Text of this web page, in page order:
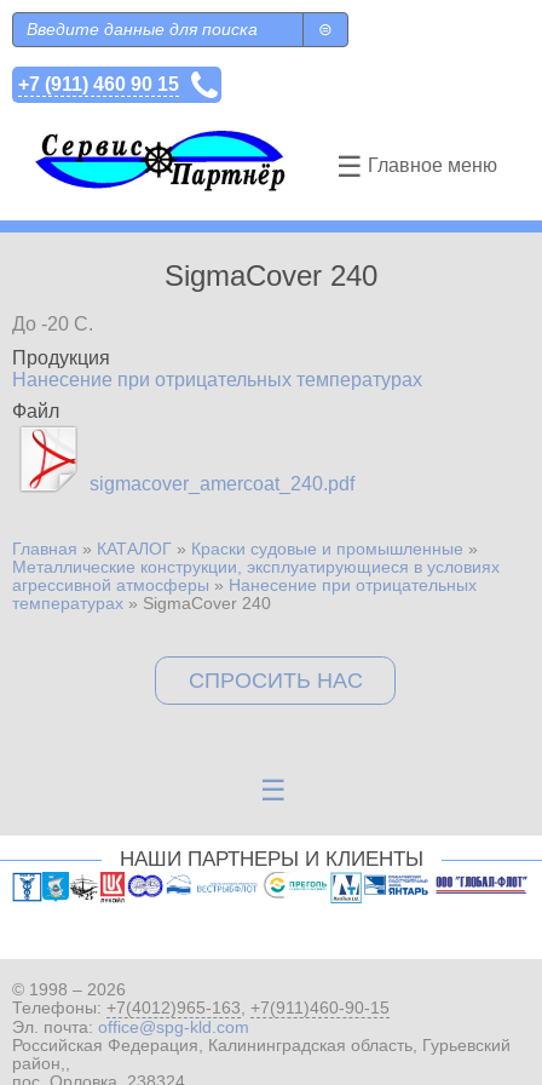
Перейти к основному содержанию
Форма поиска
Поиск
+7 (911) 460 90 15
☰ Главное меню
SigmaCover 240
До -20 С.
Продукция
Нанесение при отрицательных температурах
Файл
sigmacover_amercoat_240.pdf
Вы здесь
Главная » КАТАЛОГ » Краски судовые и промышленные »
Металлические конструкции, эксплуатирующиеся в условиях
агрессивной атмосферы » Нанесение при отрицательных
температурах » SigmaCover 240
СПРОСИТЬ НАС
☰
НАШИ ПАРТНЕРЫ И КЛИЕНТЫ
© 1998 – 2026
Телефоны: +7(4012)965-163, +7(911)460-90-15
Эл. почта: office@spg-kld.com
Российская Федерация, Калининградская область, Гурьевский
район,,